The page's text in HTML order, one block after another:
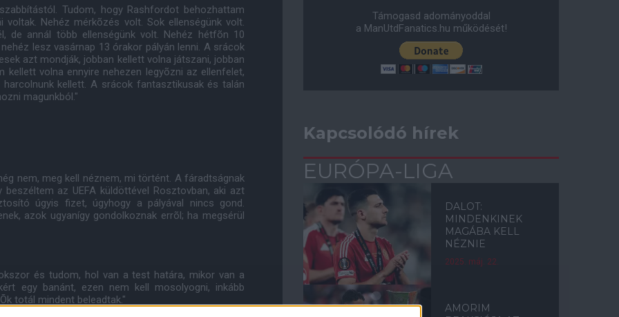
Tudom, hogy Rashfordot behozhattam
Nehéz mérkõzés volt. Sok ellenségünk volt.
de annál több ellenségünk volt. Nehéz hétfõn 10
lesz vasárnap 13 órakor pályán lenni. A srácok
azt mondják, jobban kellett volna játszani, jobban
volna ennyire nehezen legyõzni az ellenfelet,
kellett. A srácok fantasztikusak és talán
magunkból."
nem, meg kell néznem, mi történt. A fáradtságnak
az UEFA küldöttével Rosztovban, aki azt
úgyis fizet, úgyhogy a pályával nincs gond.
azok ugyanígy gondolkoznak errõl; ha megsérül
és tudom, hol van a test határa, mikor van a
egy banánt, ezen nem kell mosolyogni, inkább
totál mindent beleadtak."
Támogasd adományoddal
a ManUtdFanatics.hu működését!
Kapcsolódó hírek
EURÓPA-LIGA
DALOT:
MINDENKINEK
MAGÁBA KELL
NÉZNIE
2025. máj. 22.
AMORIM